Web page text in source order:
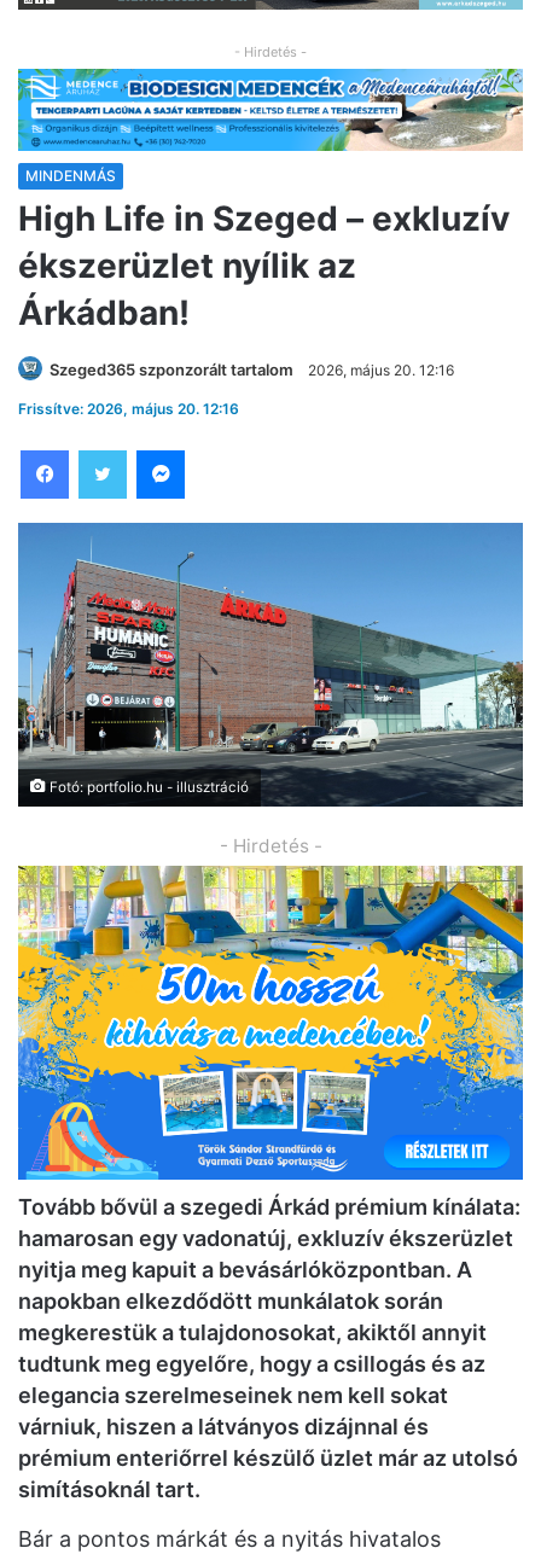
- Hirdetés -
MINDENMÁS
High Life in Szeged – exkluzív
ékszerüzlet nyílik az
Árkádban!
Szeged365 szponzorált tartalom 2026, május 20. 12:16
Frissítve: 2026, május 20. 12:16
Fotó: portfolio.hu - illusztráció
- Hirdetés -
Tovább bővül a szegedi Árkád prémium kínálata:
hamarosan egy vadonatúj, exkluzív ékszerüzlet
nyitja meg kapuit a bevásárlóközpontban. A
napokban elkezdődött munkálatok során
megkerestük a tulajdonosokat, akiktől annyit
tudtunk meg egyelőre, hogy a csillogás és az
elegancia szerelmeseinek nem kell sokat
várniuk, hiszen a látványos dizájnnal és
prémium enteriőrrel készülő üzlet már az utolsó
simításoknál tart.
Bár a pontos márkát és a nyitás hivatalos